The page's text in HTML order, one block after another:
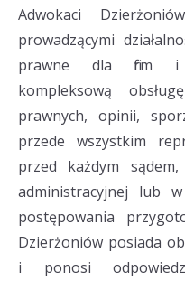
Adwokaci
prowadzącymi
prawne dla firm i
kompleksową
prawnych, opinii,
przede wszystkim
przed każdym
administracyjnej lub
postępowania
Dzierżoniów posiada
i ponosi